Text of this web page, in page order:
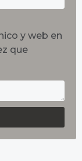
y web en
que